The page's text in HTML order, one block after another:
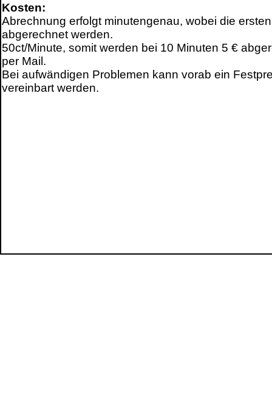
Kosten:
Abrechnung erfolgt minutengenau, wobei die
abgerechnet werden.
50ct/Minute, somit werden bei 10 Minuten 5 €
per Mail.
Bei aufwändigen Problemen kann vorab ein
vereinbart werden.